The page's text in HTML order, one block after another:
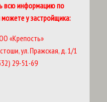
всю информацию по
у застройщика:
«Крепость»
ул. Пражская, д. 1/1
29-51-69